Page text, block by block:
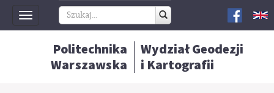
Toggle
navigation
Politechnika
Warszawska
Wydział Geodezji
i Kartografii